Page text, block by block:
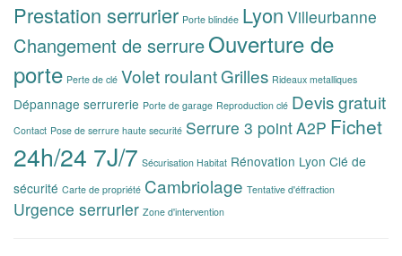
Prestation serrurier Porte blindée Lyon Villeurbanne
Changement de serrureOuverture de
porte Perte de clé Volet roulantGrilles Rideaux metalliques
Dépannage serrurerie Porte de garage Reproduction clé Devis gratuit
Contact Pose de serrure haute securité Serrure 3 pointA2P Fichet
24h/24 7J/7 Sécurisation Habitat Rénovation Lyon Clé de
sécurité Carte de propriété Cambriolage Tentative d'éffraction
Urgence serrurier Zone d'intervention